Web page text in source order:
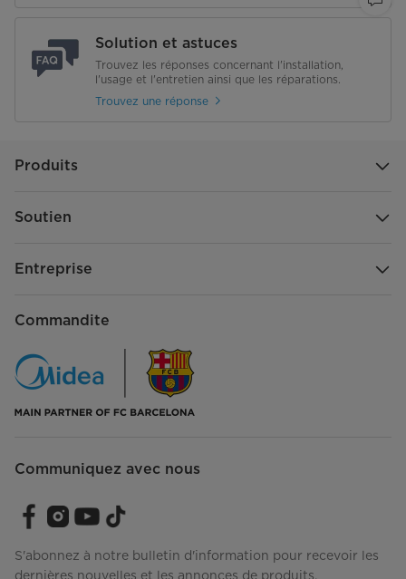
Solution et astuces
Trouvez les réponses concernant l'installation,
l'usage et l'entretien ainsi que les réparations.
Trouvez une réponse
Produits
Soutien
Entreprise
Commandite
Communiquez avec nous
S'abonnez à notre bulletin d'information pour recevoir les
dernières nouvelles et les annonces de produits.